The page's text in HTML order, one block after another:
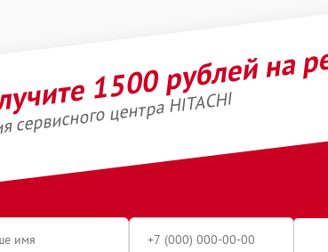
1500 рублей на
сервисного центра HITACHI